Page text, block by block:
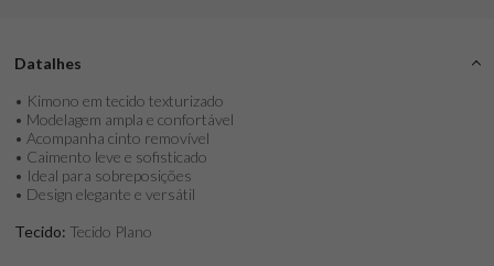
Datalhes
• Kimono em tecido texturizado
• Modelagem ampla e confortável
• Acompanha cinto removível
• Caimento leve e sofisticado
• Ideal para sobreposições
• Design elegante e versátil
Tecido: Tecido Plano